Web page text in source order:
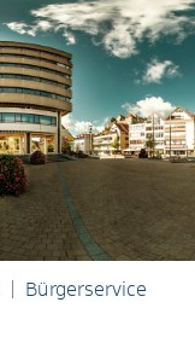
Bürgerservice